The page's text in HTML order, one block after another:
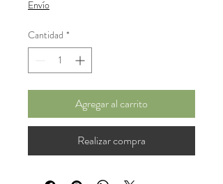
Envío
Cantidad *
Agregar al carrito
Realizar compra